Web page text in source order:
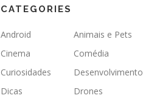
CATEGORIES
Android
Animais e Pets
Cinema
Comédia
Curiosidades
Desenvolvimento
Dicas
Drones